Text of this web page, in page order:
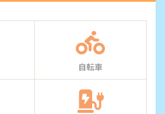
自転車